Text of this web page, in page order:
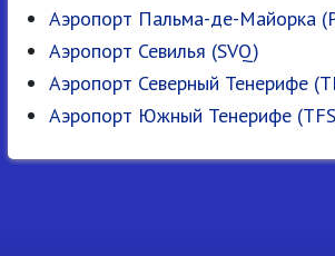
Аэропорт Пальма-де-Майорка
Аэропорт Севилья (SVQ)
Аэропорт Северный Тенерифе
Аэропорт Южный Тенерифе